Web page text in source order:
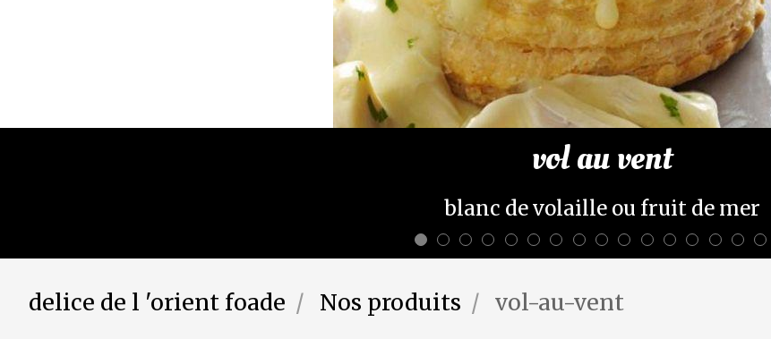
vol au vent
blanc de volaille ou fruit de mer
delice de l 'orient foade Nos produits vol-au-vent